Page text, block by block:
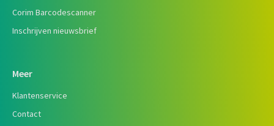
Corim Barcodescanner
Inschrijven nieuwsbrief
Meer
Klantenservice
Contact